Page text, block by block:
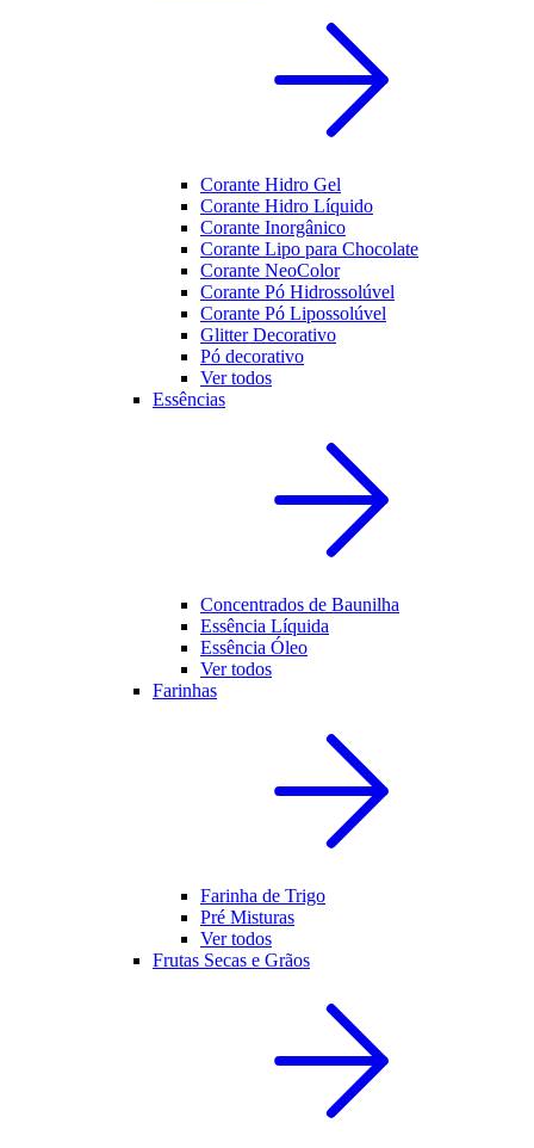
Corante Hidro Gel
Corante Hidro Líquido
Corante Inorgânico
Corante Lipo para Chocolate
Corante NeoColor
Corante Pó Hidrossolúvel
Corante Pó Lipossolúvel
Glitter Decorativo
Pó decorativo
Ver todos
Essências
Concentrados de Baunilha
Essência Líquida
Essência Óleo
Ver todos
Farinhas
Farinha de Trigo
Pré Misturas
Ver todos
Frutas Secas e Grãos